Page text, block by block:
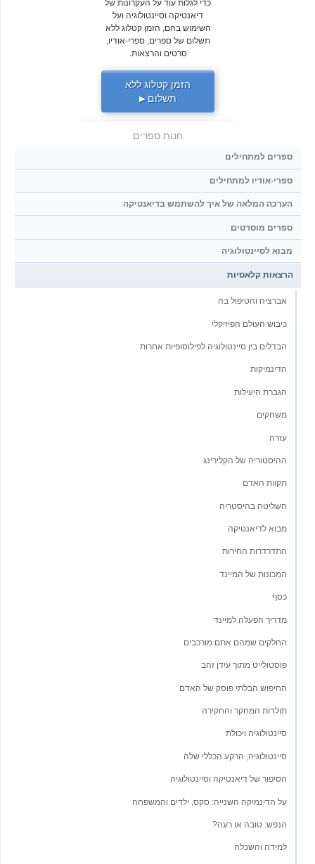
כדי לגלות עוד על העקרונות של
דיאנטיקה וסיינטולוגיה ועל
השימוש בהם, הזמן קטלוג ללא
תשלום של ספרים, ספרי-אודיו,
סרטים והרצאות.
הזמן קטלוג ללא
תשלום▶
חנות ספרים
ספרים למתחילים
ספרי-אודיו למתחילים
הערכה המלאה של איך להשתמש בדיאנטיקה
ספרים מוסרטים
מבוא לסיינטולוגיה
הרצאות קלאסיות
אברציה והטיפול בה
כיבוש העולם הפיזיקלי
הבדלים בין סיינטולוגיה לפילוסופיות אחרות
הדינמיקות
הגברת היעילות
משחקים
עזרה
ההיסטוריה של הקלירינג
תקוות האדם
השליטה בהיסטריה
מבוא לדיאנטיקה
התדרדרות החירות
המכונות של המיינד
כסף
מדריך הפעלה למיינד
החלקים שמהם אתם מורכבים
פוסטולייט מתוך עידן זהב
החיפוש הבלתי פוסק של האדם
תולדות המחקר והחקירה
סיינטולוגיה ויכולת
סיינטולוגיה, הרקע הכללי שלה
הסיפור של דיאנטיקה וסיינטולוגיה
על הדינמיקה השנייה: סקס, ילדים והמשפחה
הנפש: טובה או רעה?
למידה והשכלה